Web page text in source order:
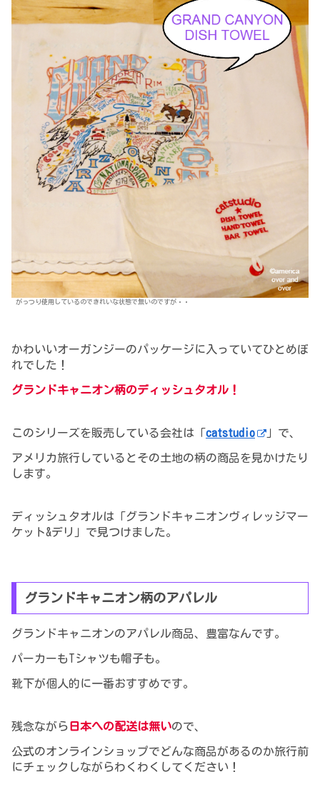
がっつり使用しているのできれいな状態で無いのですが・・
かわいいオーガンジーのパッケージに入っていてひとめぼ
れでした！
グランドキャニオン柄のディッシュタオル！
このシリーズを販売している会社は「 catstudio 」で、
アメリカ旅行しているとその土地の柄の商品を見かけたり
します。
ディッシュタオルは「グランドキャニオンヴィレッジマー
ケット&デリ」で見つけました。
グランドキャニオン柄のアパレル
グランドキャニオンのアパレル商品、豊富なんです。
パーカーもTシャツも帽子も。
靴下が個人的に一番おすすめです。
残念ながら 日本への配送は無いので、
公式のオンラインショップでどんな商品があるのか旅行前
にチェックしながらわくわくしてください！